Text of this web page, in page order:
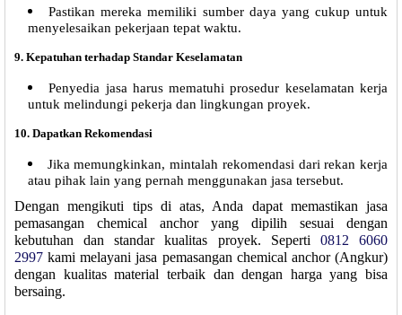
Pastikan mereka memiliki sumber daya yang cukup untuk
menyelesaikan pekerjaan tepat waktu.
9. Kepatuhan terhadap Standar Keselamatan
Penyedia jasa harus mematuhi prosedur keselamatan kerja
untuk melindungi pekerja dan lingkungan proyek.
10. Dapatkan Rekomendasi
Jika memungkinkan, mintalah rekomendasi dari rekan kerja
atau pihak lain yang pernah menggunakan jasa tersebut.
Dengan mengikuti tips di atas, Anda dapat memastikan jasa
pemasangan chemical anchor yang dipilih sesuai dengan
kebutuhan dan standar kualitas proyek. Seperti 0812 6060
2997 kami melayani jasa pemasangan chemical anchor (Angkur)
dengan kualitas material terbaik dan dengan harga yang bisa
bersaing.